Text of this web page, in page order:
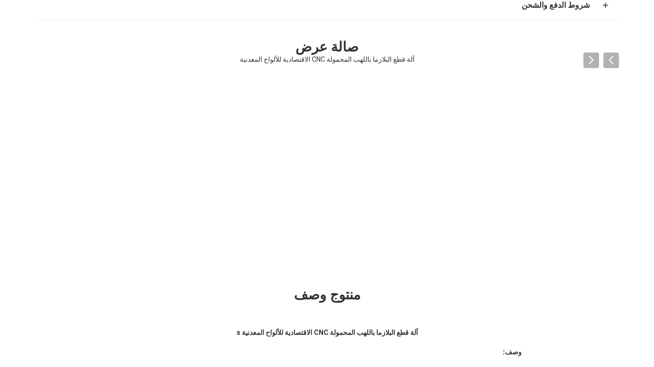
شروط الدفع والشحن
صالة عرض
آلة قطع البلازما باللهب المحمولة CNC الاقتصادية للألواح المعدنية
منتوج وصف
آلة قطع البلازما باللهب المحمولة CNC الاقتصادية للألواح المعدنية s
وصف: